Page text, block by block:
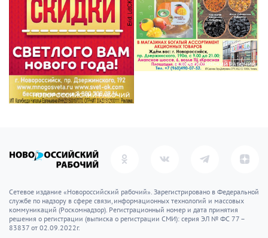
Сетевое издание «Новороссийский рабочий». Зарегистрировано в Федеральной
службе по надзору в сфере связи, информационных технологий и массовых
коммуникаций (Роскомнадзор). Регистрационный номер и дата принятия
решения о регистрации (выписка о регистрации СМИ): серия ЭЛ № ФС 77 –
83837 от 02.09.2022г.